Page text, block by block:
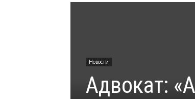
Новости
Адвокат: